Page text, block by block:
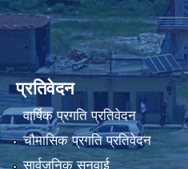
प्रतिवेदन
वार्षिक प्रगति प्रतिवेदन
चौमासिक प्रगति प्रतिवेदन
सार्वजनिक सुनुवाई